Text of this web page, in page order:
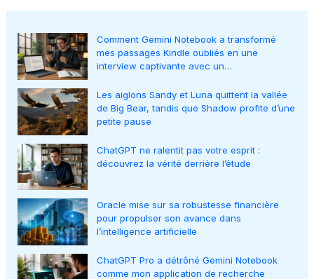
Comment Gemini Notebook a transformé
mes passages Kindle oubliés en une
interview captivante avec un…
Les aiglons Sandy et Luna quittent la vallée
de Big Bear, tandis que Shadow profite d’une
petite pause
ChatGPT ne ralentit pas votre esprit :
découvrez la vérité derrière l’étude
Oracle mise sur sa robustesse financière
pour propulser son avance dans
l’intelligence artificielle
ChatGPT Pro a détrôné Gemini Notebook
comme mon application de recherche